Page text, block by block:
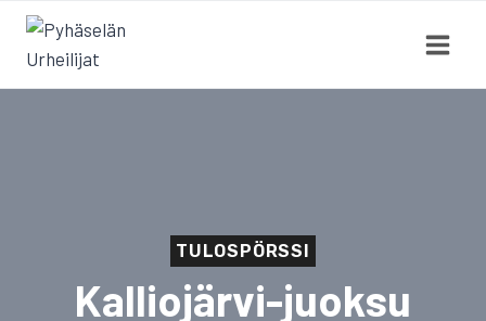
Siirry
sisältöön
TULOSPÖRSSI
Kalliojärvi-juoksu